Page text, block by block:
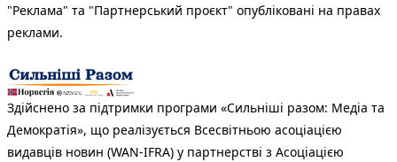
"Реклама" та "Партнерський проєкт" опубліковані на правах
реклами.
Здійснено за підтримки програми «Сильніші разом: Медіа та
Демократія», що реалізується Всесвітньою асоціацією
видавців новин (WAN-IFRA) у партнерстві з Асоціацією